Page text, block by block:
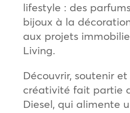
lifestyle : des
bijoux à la
aux projets
Living.
Découvrir, soutenir
créativité fait partie
Diesel, qui alimente